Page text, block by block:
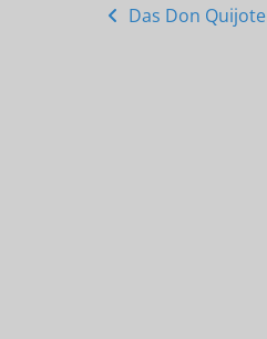
Posts
Das Don Quijote